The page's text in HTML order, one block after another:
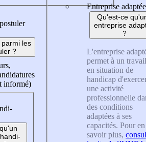
les
?
informé)
Entreprise adaptée
Qu'est-ce
entreprise
?
L'entreprise
permet à un
en situation de
handicap
une activité
professionnelle
des conditions
adaptées à ses
capacités. Pour en
savoir plus,